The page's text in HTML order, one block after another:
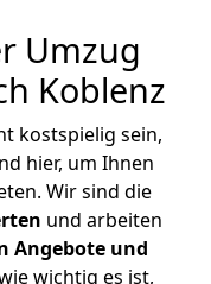
Umzug
Koblenz
kostspielig sein,
hier, um Ihnen
Wir sind die
und arbeiten
Angebote und
wichtig es ist,